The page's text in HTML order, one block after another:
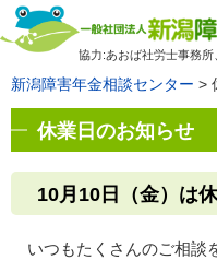
協力:あおば社労士事務
新潟障害年金相談センター >
休業日のお知らせ
10月10日（金）は
いつもたくさんのご相談